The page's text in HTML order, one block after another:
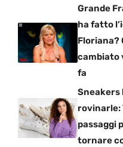
Grande
ha fatto
Floriana?
cambiato
fa
Sneakers
rovinarle:
passaggi
tornare